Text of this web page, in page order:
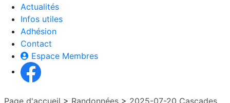
Actualités
Infos utiles
Adhésion
Contact
Espace Membres
Page d'accueil > Randonnées > 2025-07-20 Cascades